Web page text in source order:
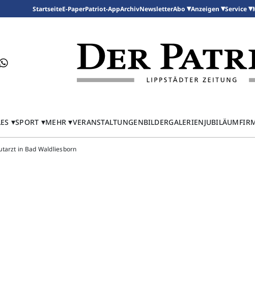
StartseiteE-PaperPatriot-AppArchivNewsletterAbo Anzeigen Service
SPORT MEHR VERANSTALTUNGENBILDERGALERIENJUBILÄUM
in Bad Waldliesborn